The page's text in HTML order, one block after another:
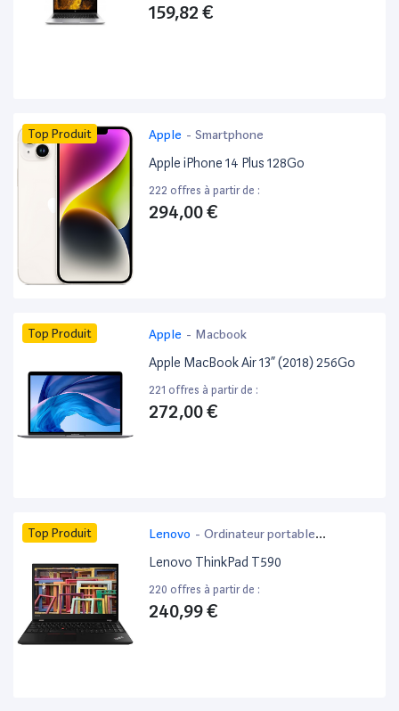
159,82 €
Top Produit Apple - Smartphone
Apple iPhone 14 Plus 128Go
222 offres à partir de :
294,00 €
Top Produit Apple - Macbook
Apple MacBook Air 13” (2018) 256Go
221 offres à partir de :
272,00 €
Top Produit Lenovo - Ordinateur portable
bureautique
Lenovo ThinkPad T590
220 offres à partir de :
240,99 €